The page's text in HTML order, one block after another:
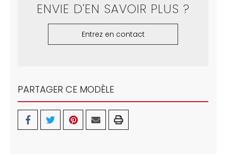
ENVIE D'EN SAVOIR PLUS ?
Entrez en contact
PARTAGER CE MODÈLE